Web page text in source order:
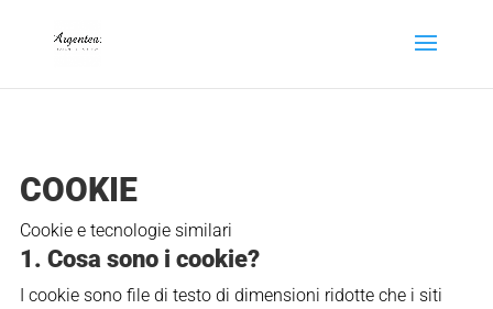
COOKIE
Cookie e tecnologie similari
1. Cosa sono i cookie?
I cookie sono file di testo di dimensioni ridotte che i siti